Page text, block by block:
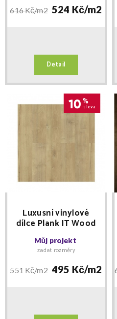
616 Kč/m2 524 Kč/m2
Detail
10 %
sleva
Luxusní vinylové
dílce Plank IT Wood
2003 REED - SV.
HNĚDÝ
Můj projekt
zadat rozměry
551 Kč/m2 495 Kč/m2